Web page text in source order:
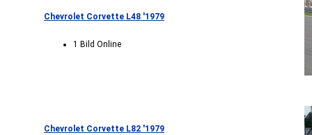
Chevrolet Corvette L48 '1979
1 Bild Online
Chevrolet Corvette L82 '1979